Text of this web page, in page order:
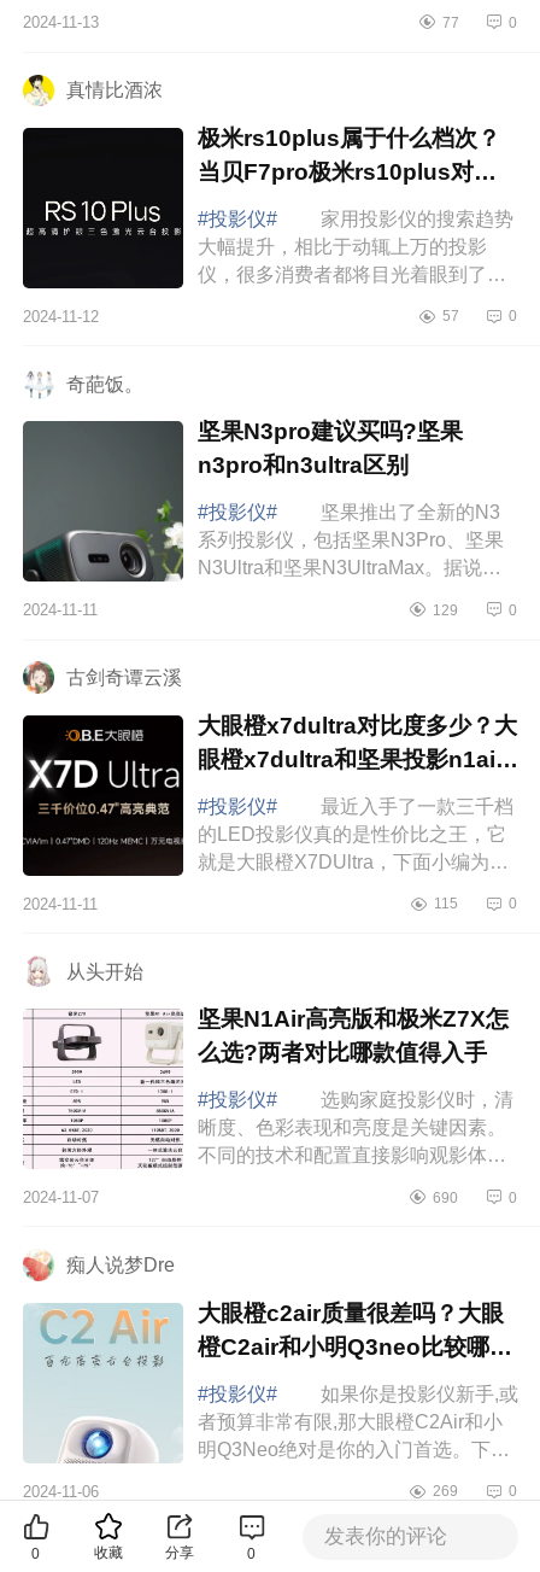
2024-11-13 77 0
真情比酒浓
极米rs10plus属于什么档次？
当贝F7pro极米rs10plus对比
哪款值得入手
#投影仪#
家用投影仪的搜索趋势
大幅提升，相比于动辄上万的投影
仪，很多消费者都将目光着眼到了五
rs10plus属于什么档次？当贝F7pro极
2024-11-12 57 0
奇葩饭。
坚果N3pro建议买吗?坚果
n3pro和n3ultra区别
#投影仪#
坚果推出了全新的N3
系列投影仪，包括坚果N3Pro、坚果
N3Ultra和坚果N3UltraMax。据说它
仪，下面小编为大家介绍下坚果
2024-11-11 129 0
古剑奇谭云溪
大眼橙x7dultra对比度多少？大
眼橙x7dultra和坚果投影n1air
怎么选择
#投影仪#
最近入手了一款三千档
的LED投影仪真的是性价比之王，它
就是大眼橙X7DUltra，下面小编为大
大眼橙x7dultra和坚果投影n1air怎么
2024-11-11 115 0
从头开始
坚果N1Air高亮版和极米Z7X怎
么选?两者对比哪款值得入手
#投影仪#
选购家庭投影仪时，清
晰度、色彩表现和亮度是关键因素。
不同的技术和配置直接影响观影体
和高亮度表现，都能提升整体视觉效
2024-11-07 690 0
痴人说梦Dre
大眼橙c2air质量很差吗？大眼
橙C2air和小明Q3neo比较哪款
好用
#投影仪#
如果你是投影仪新手,或
者预算非常有限,那大眼橙C2Air和小
明Q3Neo绝对是你的入门首选。下面
差吗？大眼橙C2air和小明Q3neo比较
哪款好用...
2024-11-06 269 0
精选推荐
0 收藏 分享 0
发表你的评论